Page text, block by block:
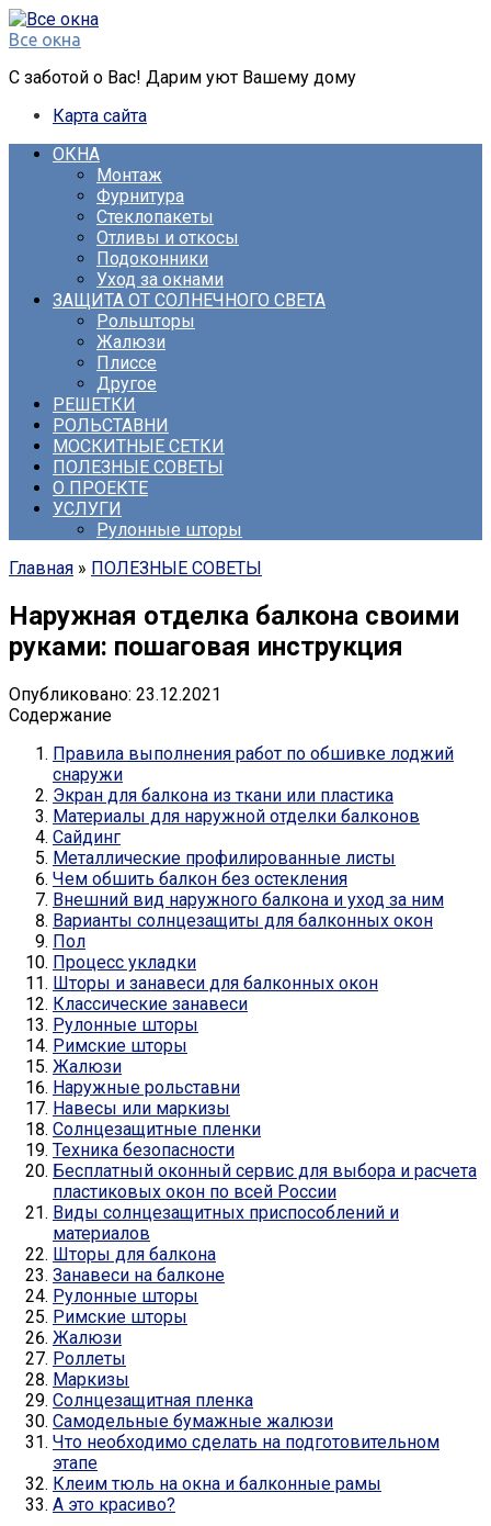
Перейти
к
Все окна
С заботой о Вас! Дарим уют Вашему дому
Карта сайта
ОКНА
Монтаж
Фурнитура
Стеклопакеты
Отливы и откосы
Подоконники
Уход за окнами
ЗАЩИТА ОТ СОЛНЕЧНОГО СВЕТА
Рольшторы
Жалюзи
Плиссе
Другое
РЕШЕТКИ
РОЛЬСТАВНИ
МОСКИТНЫЕ СЕТКИ
ПОЛЕЗНЫЕ СОВЕТЫ
О ПРОЕКТЕ
УСЛУГИ
Рулонные шторы
Главная » ПОЛЕЗНЫЕ СОВЕТЫ
Наружная отделка балкона своими
руками: пошаговая инструкция
Опубликовано: 23.12.2021
Содержание
Правила выполнения работ по обшивке лоджий
снаружи
Экран для балкона из ткани или пластика
Материалы для наружной отделки балконов
Сайдинг
Металлические профилированные листы
Чем обшить балкон без остекления
Внешний вид наружного балкона и уход за ним
Варианты солнцезащиты для балконных окон
Пол
Процесс укладки
Шторы и занавеси для балконных окон
Классические занавеси
Рулонные шторы
Римские шторы
Жалюзи
Наружные рольставни
Навесы или маркизы
Солнцезащитные пленки
Техника безопасности
Бесплатный оконный сервис для выбора и расчета
пластиковых окон по всей России
Виды солнцезащитных приспособлений и
материалов
Шторы для балкона
Занавеси на балконе
Рулонные шторы
Римские шторы
Жалюзи
Роллеты
Маркизы
Солнцезащитная пленка
Самодельные бумажные жалюзи
Что необходимо сделать на подготовительном
этапе
Клеим тюль на окна и балконные рамы
А это красиво?